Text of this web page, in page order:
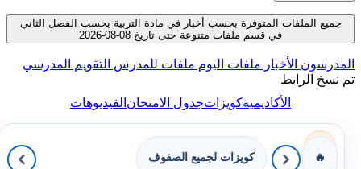
جميع الملفات المتوفرة بحسب أخبار في مادة التربية بحسب الفصل الثاني
في قسم ملفات متنوعة حتى تاريخ 08-08-2026
المدرسون الأخبار ملفات اليوم ملفات للمدرس التقويم المدرسي
تم نسخ الرابط
الأكاديميةكويزاتجدول الامتحانالفيديوهات
🔥 كويزات لجميع الصفوف